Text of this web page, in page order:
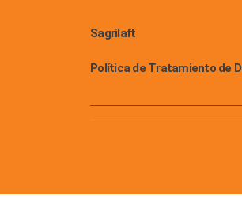
Sagrilaft
Política de Tratamiento de